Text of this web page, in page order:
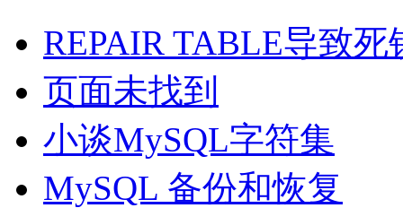
REPAIR TABLE导致死
页面未找到
小谈MySQL字符集
MySQL 备份和恢复